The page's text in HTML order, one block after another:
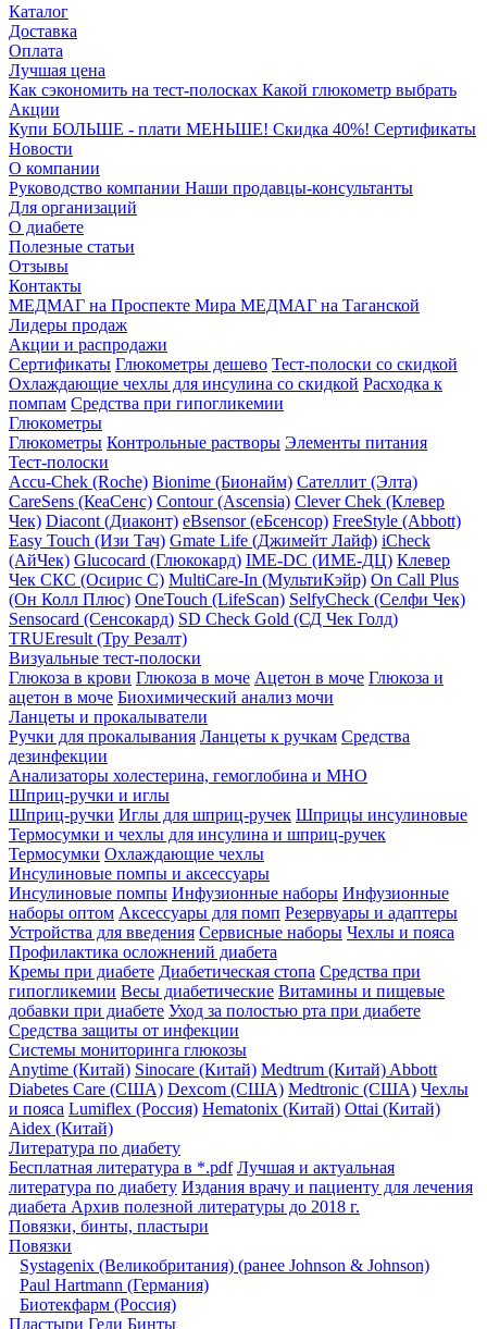
Каталог
Доставка
Оплата
Лучшая цена
Как сэкономить на тест-полосках Какой глюкометр выбрать
Акции
Купи БОЛЬШЕ - плати МЕНЬШЕ! Скидка 40%! Сертификаты
Новости
О компании
Руководство компании Наши продавцы-консультанты
Для организаций
О диабете
Полезные статьи
Отзывы
Контакты
МЕДМАГ на Проспекте Мира МЕДМАГ на Таганской
Лидеры продаж
Акции и распродажи
Сертификаты Глюкометры дешево Тест-полоски со скидкой
Охлаждающие чехлы для инсулина со скидкой Расходка к
помпам Средства при гипогликемии
Глюкометры
Глюкометры Контрольные растворы Элементы питания
Тест-полоски
Accu-Chek (Roche) Bionime (Бионайм) Сателлит (Элта)
CareSens (КеаСенс) Contour (Ascensia) Clever Chek (Клевер
Чек) Diacont (Диаконт) eBsensor (еБсенсор) FreeStyle (Abbott)
Easy Touch (Изи Тач) Gmate Life (Джимейт Лайф) iCheck
(АйЧек) Glucocard (Глюкокард) IME-DC (ИМЕ-ДЦ) Клевер
Чек СКС (Осирис С) MultiCare-In (МультиКэйр) On Call Plus
(Он Колл Плюс) OneTouch (LifeScan) SelfyCheck (Селфи Чек)
Sensocard (Сенсокард) SD Check Gold (СД Чек Голд)
TRUEresult (Тру Резалт)
Визуальные тест-полоски
Глюкоза в крови Глюкоза в моче Ацетон в моче Глюкоза и
ацетон в моче Биохимический анализ мочи
Ланцеты и прокалыватели
Ручки для прокалывания Ланцеты к ручкам Средства
дезинфекции
Анализаторы холестерина, гемоглобина и МНО
Шприц-ручки и иглы
Шприц-ручки Иглы для шприц-ручек Шприцы инсулиновые
Термосумки и чехлы для инсулина и шприц-ручек
Термосумки Охлаждающие чехлы
Инсулиновые помпы и аксессуары
Инсулиновые помпы Инфузионные наборы Инфузионные
наборы оптом Аксессуары для помп Резервуары и адаптеры
Устройства для введения Сервисные наборы Чехлы и пояса
Профилактика осложнений диабета
Кремы при диабете Диабетическая стопа Средства при
гипогликемии Весы диабетические Витамины и пищевые
добавки при диабете Уход за полостью рта при диабете
Средства защиты от инфекции
Системы мониторинга глюкозы
Anytime (Китай) Sinocare (Китай) Medtrum (Китай) Abbott
Diabetes Care (США) Dexcom (США) Medtronic (США) Чехлы
и пояса Lumiflex (Россия) Hematonix (Китай) Ottai (Китай)
Aidex (Китай)
Литература по диабету
Бесплатная литература в *.pdf Лучшая и актуальная
литература по диабету Издания врачу и пациенту для лечения
диабета Архив полезной литературы до 2018 г.
Повязки, бинты, пластыри
Повязки
Systagenix (Великобритания) (ранее Johnson & Johnson)
Paul Hartmann (Германия)
Биотекфарм (Россия)
Пластыри Гели Бинты